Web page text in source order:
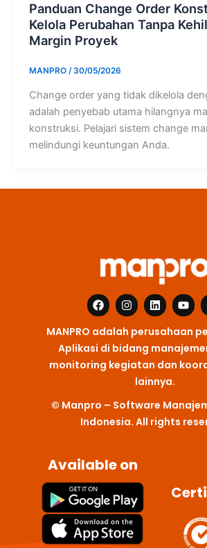
Panduan Change Order
Kelola Perubahan Tanpa
Margin Proyek
MANPRO /30/05/2026
Change order yang tidak dikelola
adalah penyebab utama hilangnya
konstruksi. Pelajari sistem change
melindungi keuntungan Anda.
F
a
e
b
o
o
I
n
t
a
g
r
L
i
k
e
d
i
n
Y
o
t
u
b
e
MANPRO adalah perusahaan
Aplikasi di bidang
monitoring kegiatan dan
lainnya.
© Manpro – Software
Indonesia. All rights
Available on